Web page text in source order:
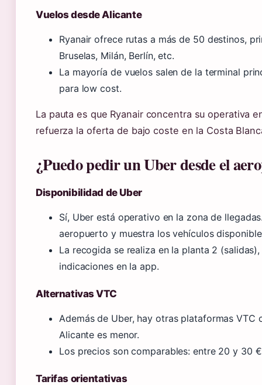
Vuelos desde Alicante
Ryanair ofrece rutas a más de 50 destinos,
Bruselas, Milán, Berlín, etc.
La mayoría de vuelos salen de la terminal
para low cost.
La pauta es que Ryanair concentra su operativa
refuerza la oferta de bajo coste en la Costa
¿Puedo pedir un Uber desde el
Disponibilidad de Uber
Sí, Uber está operativo en la zona de
aeropuerto y muestra los vehículos
La recogida se realiza en la planta 2
indicaciones en la app.
Alternativas VTC
Además de Uber, hay otras plataformas
Alicante es menor.
Los precios son comparables: entre 20 y 30
Tarifas orientativas